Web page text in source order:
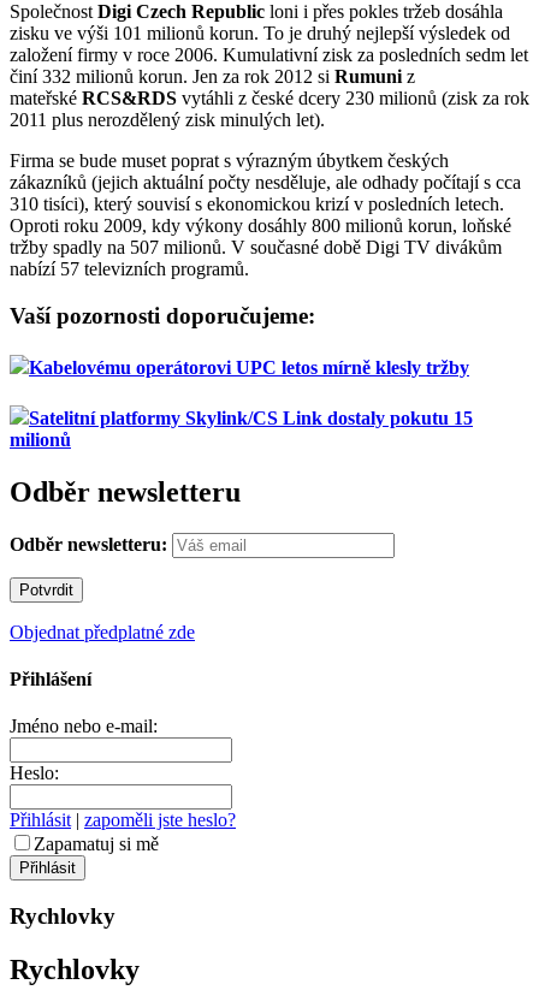
SpolečnostDigi Czech Republic loni i přes pokles tržeb dosáhla
zisku ve výši 101 milionů korun. To je druhý nejlepší výsledek od
založení firmy v roce 2006. Kumulativní zisk za posledních sedm let
činí 332 milionů korun. Jen za rok 2012 si Rumuniz
mateřské RCS&RDS vytáhli z české dcery 230 milionů (zisk za rok
2011 plus nerozdělený zisk minulých let).
Firma se bude muset poprat s výrazným úbytkem českých
zákazníků (jejich aktuální počty nesděluje, ale odhady počítají s cca
310 tisíci), který souvisí s ekonomickou krizí v posledních letech.
Oproti roku 2009, kdy výkony dosáhly 800 milionů korun, loňské
tržby spadly na 507 milionů. V současné době Digi TV divákům
nabízí 57 televizních programů.
Vaší pozornosti doporučujeme:
Kabelovému operátorovi UPC letos mírně klesly tržby
Satelitní platformy Skylink/CS Link dostaly pokutu 15
milionů
Odběr newsletteru
Odběr newsletteru:
Objednat předplatné zde
Přihlášení
Jméno nebo e-mail:
Heslo:
Přihlásit | zapoměli jste heslo?
Zapamatuj si mě
Rychlovky
Rychlovky